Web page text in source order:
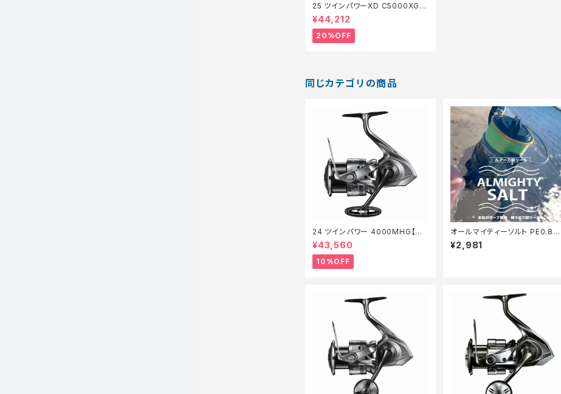
25 ツインパワーXD C5000XG
【特価リール】【20】
¥44,212
20%OFF
同じカテゴリの商品
24 ツインパワー 4000MHG【継
続セール_リール】【10】
¥43,560
10%OFF
オールマイティーソルト PE0.8号1
50m Tオリ
¥2,981